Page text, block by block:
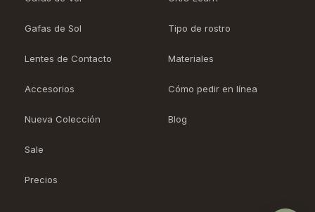
Gafas de Sol
Lentes de Contacto
Accesorios
Nueva Colección
Sale
Precios
Tipo de rostro
Materiales
Cómo pedir en línea
Blog